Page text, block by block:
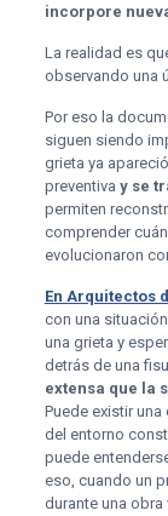
incorpore
La realidad es
observando una
Por eso la
siguen siendo
grieta ya
preventiva y se
permiten
comprender
evolucionaron
En Arquitectos
con una
una grieta y
detrás de una
extensa que la
Puede existir
del entorno
puede
eso, cuando un
durante una obra